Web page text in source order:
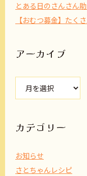
とある日のさんさん
【おむつ募金】たく
アーカイブ
ブ
カテゴリー
お知らせ
さとちゃんレシピ